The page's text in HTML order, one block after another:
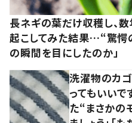
長ネギの葉だけ収穫し、
起こしてみた結果…“驚愕
の瞬間を目にしたのか」
洗濯物のカ
ってもいいで
た“まさかの